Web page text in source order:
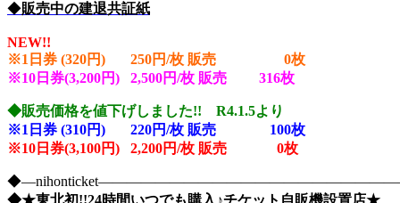
◆販売中の建退共証紙
NEW!!
※1日券 (320円) 250円/枚 販売 0枚
※10日券(3,200円) 2,500円/枚 販売 316枚
◆販売価格を値下げしました!! R4.1.5より
※1日券 (310円) 220円/枚 販売 100枚
※10日券(3,100円) 2,200円/枚 販売 0枚